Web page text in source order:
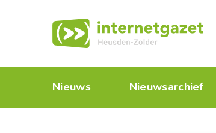
Nieuws Nieuwsarchief